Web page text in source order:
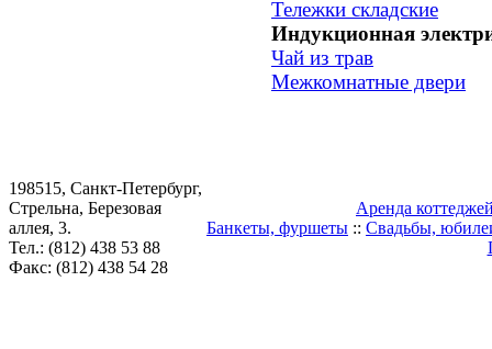
Тележки складские
Индукционная
Чай из трав
Межкомнатные двери
198515, Санкт-Петербург,
Стрельна, Березовая
аллея, 3.
Тел.: (812) 438 53 88
Факс: (812) 438 54 28
Аренда
Банкеты, фуршеты :: Свадьбы,